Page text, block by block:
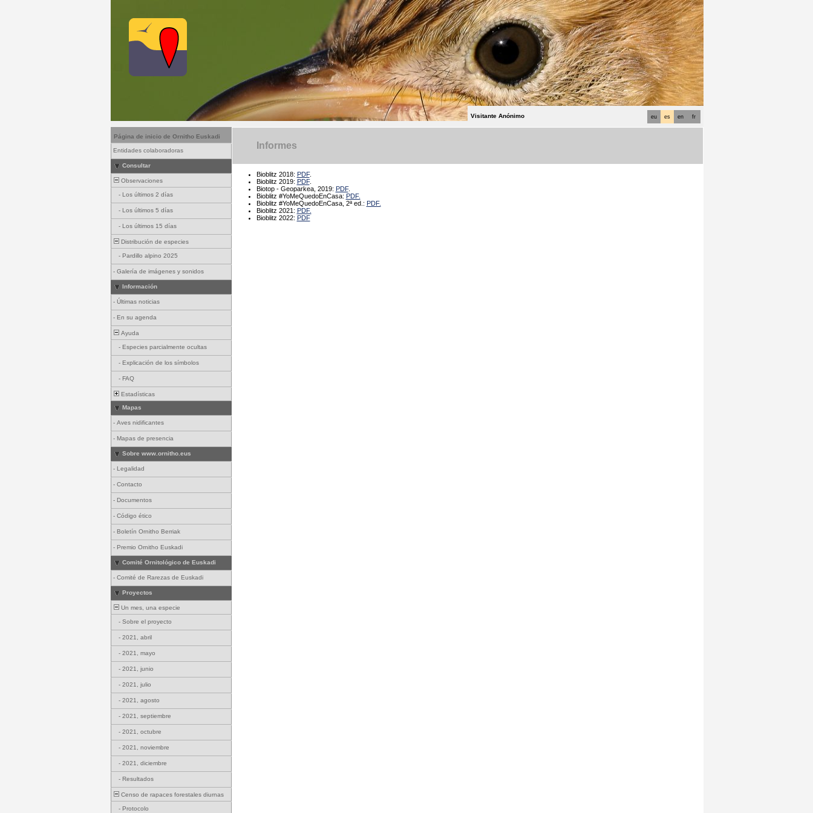
fr
en
es
eu
Visitante Anónimo
Página de inicio de Ornitho Euskadi
Entidades colaboradoras
Consultar
Observaciones
- Los últimos 2 días
- Los últimos 5 días
- Los últimos 15 días
Distribución de especies
- Pardillo alpino 2025
- Galería de imágenes y sonidos
Información
- Últimas noticias
- En su agenda
Ayuda
- Especies parcialmente ocultas
- Explicación de los símbolos
- FAQ
Estadísticas
Mapas
- Aves nidificantes
- Mapas de presencia
Sobre www.ornitho.eus
- Legalidad
- Contacto
- Documentos
- Código ético
- Boletín Ornitho Berriak
- Premio Ornitho Euskadi
Comité Ornitológico de Euskadi
- Comité de Rarezas de Euskadi
Proyectos
Un mes, una especie
- Sobre el proyecto
- 2021, abril
- 2021, mayo
- 2021, junio
- 2021, julio
- 2021, agosto
- 2021, septiembre
- 2021, octubre
- 2021, noviembre
- 2021, diciembre
- Resultados
Censo de rapaces forestales diurnas
- Protocolo
Informes
Bioblitz 2018: PDF.
Bioblitz 2019: PDF.
Biotop - Geoparkea, 2019: PDF.
Bioblitz #YoMeQuedoEnCasa: PDF.
Bioblitz #YoMeQuedoEnCasa, 2ª ed.: PDF.
Bioblitz 2021: PDF.
Bioblitz 2022: PDF